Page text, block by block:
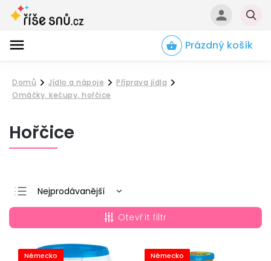
Prázdný košík
Domů
/
Jídlo a nápoje
/
Příprava jídla
/
Omáčky, kečupy, hořčice
Hořčice
Nejprodávanější
Nejlevnější
Nejdražší
Abecedně
Otevřít filtr
Německo
Německo